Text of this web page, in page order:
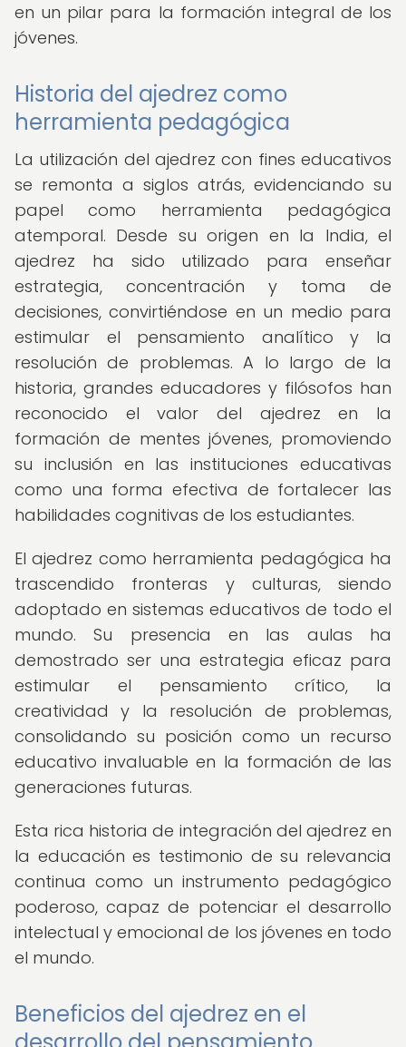
en un pilar para la formación integral de los
jóvenes.
Historia del ajedrez como
herramienta pedagógica
La utilización del ajedrez con fines educativos
se remonta a siglos atrás, evidenciando su
papel como herramienta pedagógica
atemporal. Desde su origen en la India, el
ajedrez ha sido utilizado para enseñar
estrategia, concentración y toma de
decisiones, convirtiéndose en un medio para
estimular el pensamiento analítico y la
resolución de problemas. A lo largo de la
historia, grandes educadores y filósofos han
reconocido el valor del ajedrez en la
formación de mentes jóvenes, promoviendo
su inclusión en las instituciones educativas
como una forma efectiva de fortalecer las
habilidades cognitivas de los estudiantes.
El ajedrez como herramienta pedagógica ha
trascendido fronteras y culturas, siendo
adoptado en sistemas educativos de todo el
mundo. Su presencia en las aulas ha
demostrado ser una estrategia eficaz para
estimular el pensamiento crítico, la
creatividad y la resolución de problemas,
consolidando su posición como un recurso
educativo invaluable en la formación de las
generaciones futuras.
Esta rica historia de integración del ajedrez en
la educación es testimonio de su relevancia
continua como un instrumento pedagógico
poderoso, capaz de potenciar el desarrollo
intelectual y emocional de los jóvenes en todo
el mundo.
Beneficios del ajedrez en el